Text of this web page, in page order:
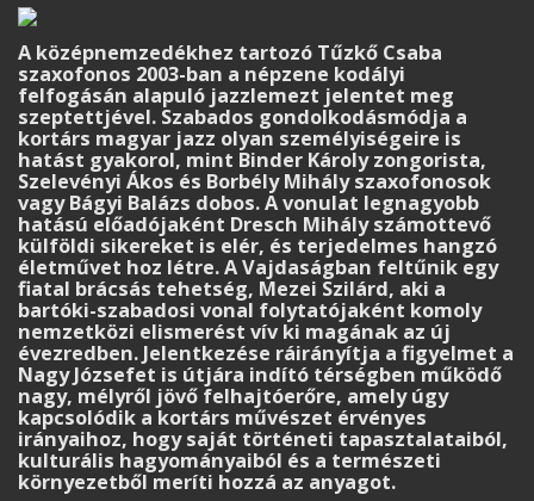
A középnemzedékhez tartozó Tűzkő Csaba
szaxofonos 2003-ban a népzene kodályi
felfogásán alapuló jazzlemezt jelentet meg
szeptettjével. Szabados gondolkodásmódja a
kortárs magyar jazz olyan személyiségeire is
hatást gyakorol, mint Binder Károly zongorista,
Szelevényi Ákos és Borbély Mihály szaxofonosok
vagy Bágyi Balázs dobos. A vonulat legnagyobb
hatású előadójaként Dresch Mihály számottevő
külföldi sikereket is elér, és terjedelmes hangzó
életművet hoz létre. A Vajdaságban feltűnik egy
fiatal brácsás tehetség, Mezei Szilárd, aki a
bartóki-szabadosi vonal folytatójaként komoly
nemzetközi elismerést vív ki magának az új
évezredben. Jelentkezése ráirányítja a figyelmet a
Nagy Józsefet is útjára indító térségben működő
nagy, mélyről jövő felhajtóerőre, amely úgy
kapcsolódik a kortárs művészet érvényes
irányaihoz, hogy saját történeti tapasztalataiból,
kulturális hagyományaiból és a természeti
környezetből meríti hozzá az anyagot.